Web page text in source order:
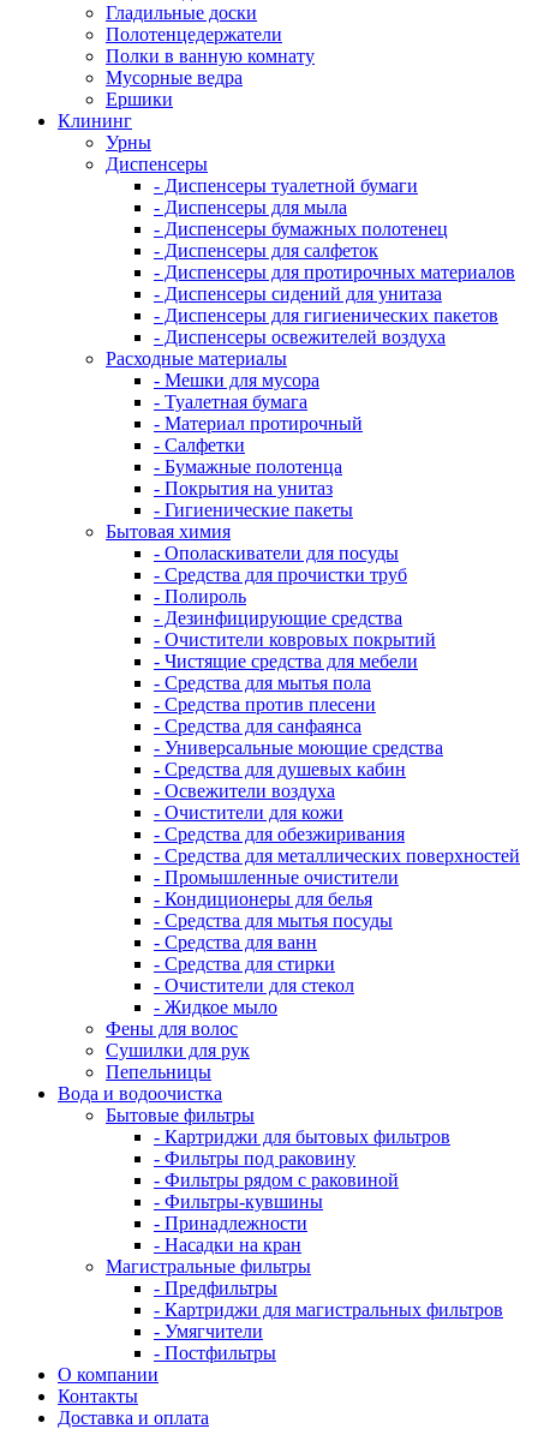
Гладильные доски
Полотенцедержатели
Полки в ванную комнату
Мусорные ведра
Ершики
Клининг
Урны
Диспенсеры
- Диспенсеры туалетной бумаги
- Диспенсеры для мыла
- Диспенсеры бумажных полотенец
- Диспенсеры для салфеток
- Диспенсеры для протирочных материалов
- Диспенсеры сидений для унитаза
- Диспенсеры для гигиенических пакетов
- Диспенсеры освежителей воздуха
Расходные материалы
- Мешки для мусора
- Туалетная бумага
- Материал протирочный
- Салфетки
- Бумажные полотенца
- Покрытия на унитаз
- Гигиенические пакеты
Бытовая химия
- Ополаскиватели для посуды
- Средства для прочистки труб
- Полироль
- Дезинфицирующие средства
- Очистители ковровых покрытий
- Чистящие средства для мебели
- Средства для мытья пола
- Средства против плесени
- Средства для санфаянса
- Универсальные моющие средства
- Средства для душевых кабин
- Освежители воздуха
- Очистители для кожи
- Средства для обезжиривания
- Средства для металлических поверхностей
- Промышленные очистители
- Кондиционеры для белья
- Средства для мытья посуды
- Средства для ванн
- Средства для стирки
- Очистители для стекол
- Жидкое мыло
Фены для волос
Сушилки для рук
Пепельницы
Вода и водоочистка
Бытовые фильтры
- Картриджи для бытовых фильтров
- Фильтры под раковину
- Фильтры рядом с раковиной
- Фильтры-кувшины
- Принадлежности
- Насадки на кран
Магистральные фильтры
- Предфильтры
- Картриджи для магистральных фильтров
- Умягчители
- Постфильтры
О компании
Контакты
Доставка и оплата